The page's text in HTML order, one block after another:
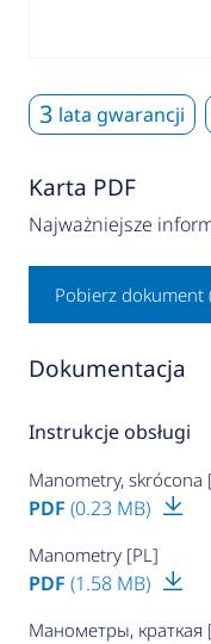
3 lata gwarancji
Karta PDF
Najważniejsze
Pobierz dokument
Dokumentacja
Instrukcje obsługi
Manometry, skrócona
PDF (0.23 MB)
Manometry [PL]
PDF (1.58 MB)
Манометры, краткая